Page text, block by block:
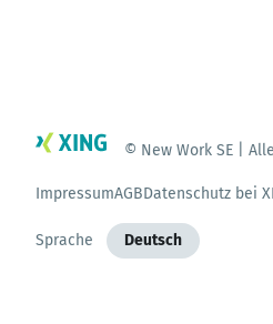
© New Work SE |
ImpressumAGBDatenschutz bei
Sprache Deutsch